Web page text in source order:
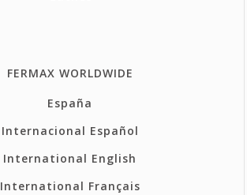
FERMAX WORLDWIDE
España
Internacional Español
International English
International Français